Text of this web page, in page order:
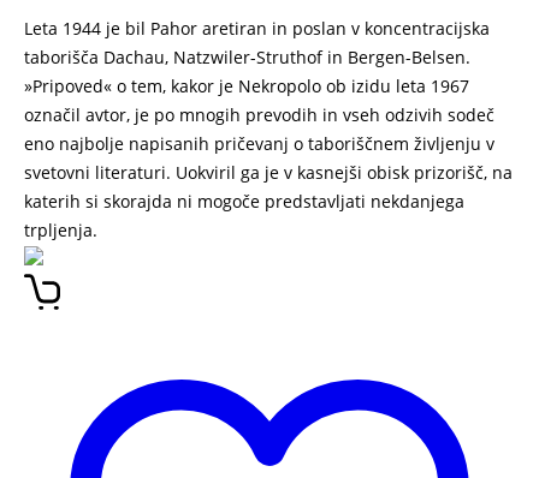
Leta 1944 je bil Pahor aretiran in poslan v koncentracijska
taborišča Dachau, Natzwiler-Struthof in Bergen-Belsen.
»Pripoved« o tem, kakor je Nekropolo ob izidu leta 1967
označil avtor, je po mnogih prevodih in vseh odzivih sodeč
eno najbolje napisanih pričevanj o taboriščnem življenju v
svetovni literaturi. Uokviril ga je v kasnejši obisk prizorišč, na
katerih si skorajda ni mogoče predstavljati nekdanjega
trpljenja.